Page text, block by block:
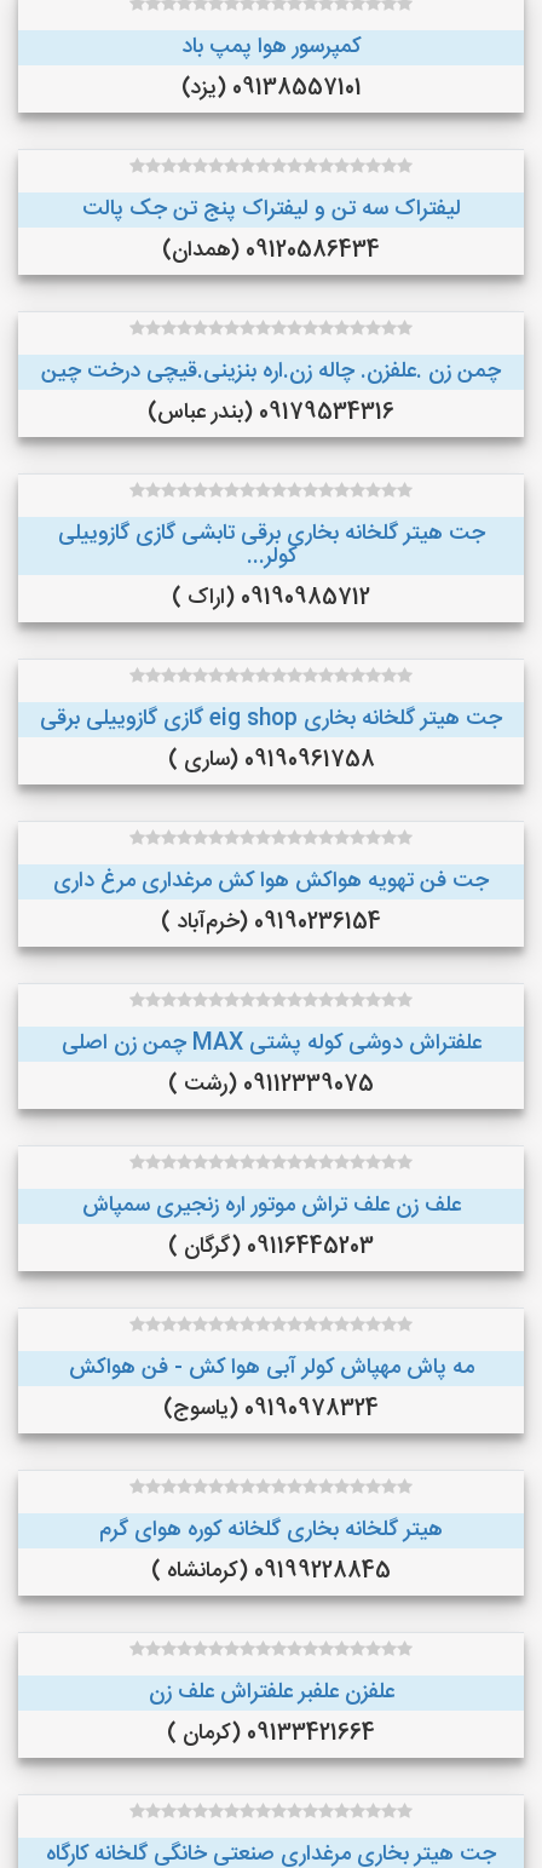
کمپرسور هوا پمپ باد
09138557101 (یزد)
لیفتراک سه تن و لیفتراک پنج تن جک پالت
09120586434 (همدان)
چمن زن .علفزن. چاله زن.اره بنزینی.قیچی درخت چین
09179534316 (بندر عباس)
جت هیتر گلخانه بخاری برقی تابشی گازی گازوییلی
کولر...
09190985712 (اراک )
جت هیتر گلخانه بخاری eig shop گازی گازوییلی برقی
09190961758 (ساری )
جت فن تهویه هواکش هوا کش مرغداری مرغ داری
09190236154 (خرم‌آباد )
علفتراش دوشی کوله پشتی MAX چمن زن اصلی
09112339075 (رشت )
علف زن علف تراش موتور اره زنجیری سمپاش
09116445203 (گرگان )
مه پاش مهپاش کولر آبی هوا کش - فن هواکش
09190978324 (یاسوج)
هیتر گلخانه بخاری گلخانه کوره هوای گرم
09199228845 (کرمانشاه )
علفزن علفبر علفتراش علف زن
09133421664 (کرمان )
جت هیتر بخاری مرغداری صنعتی خانگی گلخانه کارگاه